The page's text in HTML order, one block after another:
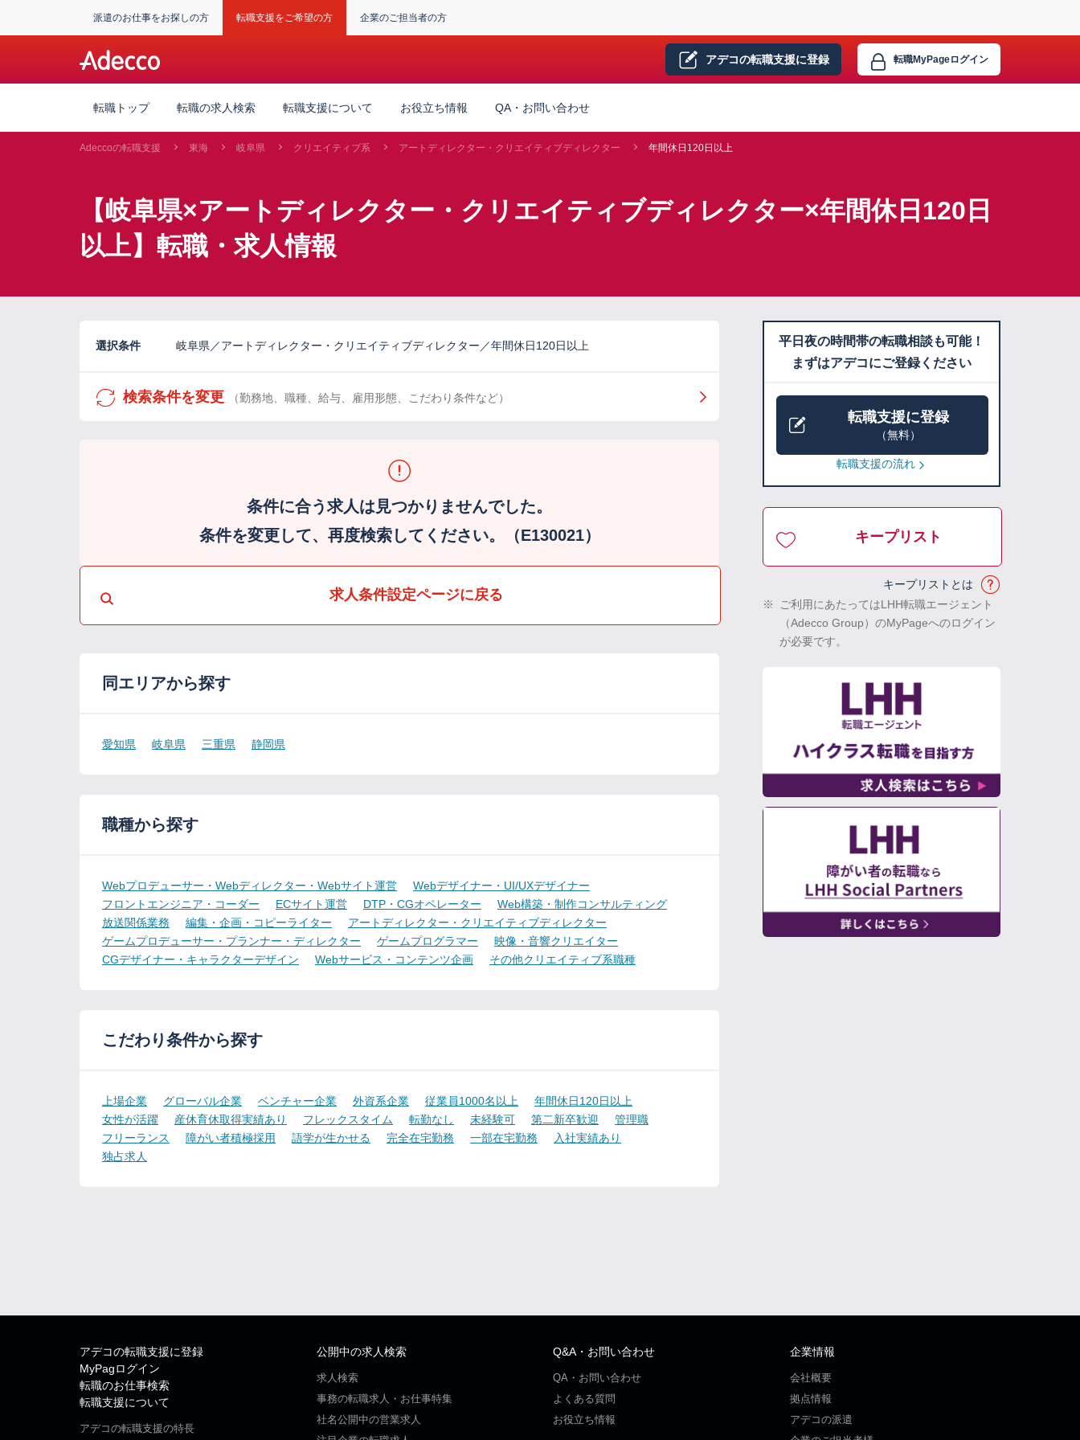
派遣のお仕事をお探しの方 転職支援をご希望の方 企業のご担当者の方
アデコの転職支援に登録 転職MyPageログイン
転職トップ 転職の求人検索 転職支援について お役立ち情報 QA・お問い合わせ
Adeccoの転職支援 東海 岐阜県 クリエイティブ系 アートディレクター・クリエイティブディレクター 年間休日120日以上
【岐阜県×アートディレクター・クリエイティブディレクター×年間休日120日
以上】転職・求人情報
選択条件 岐阜県／アートディレクター・クリエイティブディレクター／年間休日120日以上
検索条件を変更 （勤務地、職種、給与、雇用形態、こだわり条件など）
条件に合う求人は見つかりませんでした。
条件を変更して、再度検索してください。（E130021）
求人条件設定ページに戻る
同エリアから探す
愛知県 岐阜県 三重県 静岡県
職種から探す
Webプロデューサー・Webディレクター・Webサイト運営
Webデザイナー・UI/UXデザイナー
フロントエンジニア・コーダー
ECサイト運営 DTP・CGオペレーター
Web構築・制作コンサルティング
放送関係業務
編集・企画・コピーライター
アートディレクター・クリエイティブディレクター
ゲームプロデューサー・プランナー・ディレクター
ゲームプログラマー
映像・音響クリエイター
CGデザイナー・キャラクターデザイン
Webサービス・コンテンツ企画 その他クリエイティブ系職種
こだわり条件から探す
上場企業 グローバル企業 ベンチャー企業 外資系企業 従業員1000名以上
年間休日120日以上
女性が活躍
産休育休取得実績あり フレックスタイム 転勤なし 未経験可 第二新卒歓迎
管理職
フリーランス
障がい者積極採用 語学が生かせる 完全在宅勤務 一部在宅勤務
入社実績あり
独占求人
平日夜の時間帯の転職相談も可能！
まずはアデコにご登録ください
転職支援に登録
（無料）
転職支援の流れ
キープリスト
キープリストとは
※
ご利用にあたってはLHH転職エージェント
（Adecco Group）のMyPageへのログイン
が必要です。
アデコの転職支援に登録
MyPagログイン
転職のお仕事検索
転職支援について
アデコの転職支援の特長
公開中の求人検索
求人検索
事務の転職求人・お仕事特集
社名公開中の営業求人
Q&A・お問い合わせ
QA・お問い合わせ
よくある質問
お役立ち情報
企業情報
会社概要
拠点情報
アデコの派遣